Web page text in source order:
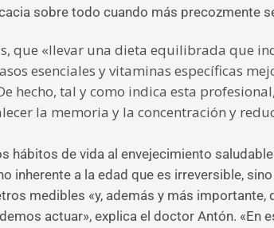
sobre todo cuando más precozmente
que «llevar una dieta equilibrada que
esenciales y vitaminas específicas
hecho, tal y como indica esta
la memoria y la concentración y
de vida al envejecimiento
inherente a la edad que es irreversible,
medibles «y, además y más importante,
actuar», explica el doctor Antón. «En